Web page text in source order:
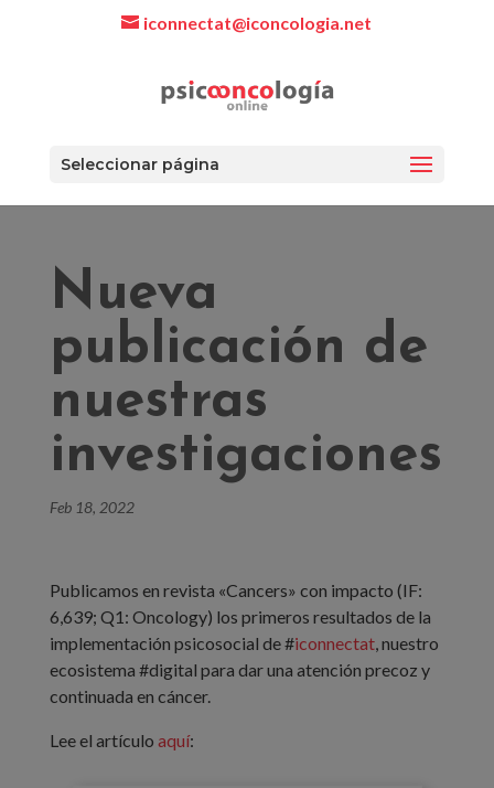
iconnectat@iconcologia.net
Seleccionar página
Nueva
publicación de
nuestras
investigaciones
Feb 18, 2022
Publicamos en revista «Cancers» con impacto (IF:
6,639; Q1: Oncology) los primeros resultados de la
implementación psicosocial de #iconnectat, nuestro
ecosistema #digital para dar una atención precoz y
continuada en cáncer.
Lee el artículo aquí: